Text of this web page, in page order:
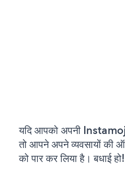
यदि आपको अपनी
तो आपने अपने व्यवसायों की
को पार कर लिया है। बधाई हो!